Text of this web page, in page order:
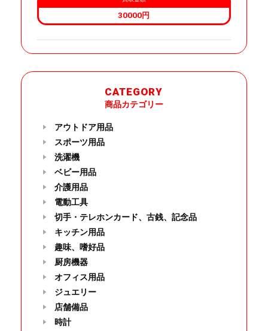
30000円
CATEGORY
商品カテゴリー
アウトドア用品
スポーツ用品
洗濯機
ベビー用品
介護用品
電動工具
切手・テレホンカード、古銭、記念品
キッチン用品
趣味、嗜好品
厨房機器
オフィス用品
ジュエリー
店舗備品
時計